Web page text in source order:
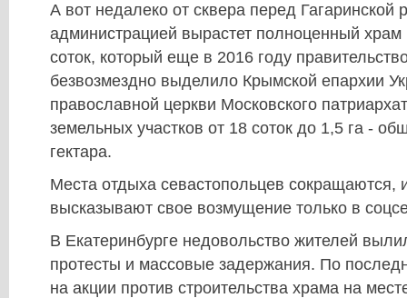
А вот недалеко от сквера перед Гагаринской
администрацией вырастет полноценный храм
соток, который еще в 2016 году
безвозмездно выделило Крымской епархии
православной церкви Московского
земельных участков от 18 соток до 1,5 га -
гектара.
Места отдыха севастопольцев сокращаются,
высказывают свое возмущение только в
В Екатеринбурге недовольство жителей
протесты и массовые задержания. По
на акции против строительства храма на